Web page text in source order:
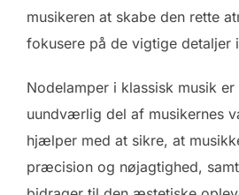
musikeren at skabe den rette
fokusere på de vigtige detaljer
Nodelamper i klassisk musik
uundværlig del af musikernes
hjælper med at sikre, at
præcision og nøjagtighed,